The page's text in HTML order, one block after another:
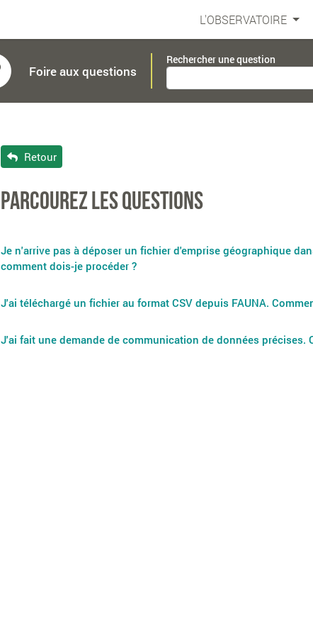
L'OBSERVATOIRE
Foire aux questions
Rechercher une question
Retour
Parcourez les questions
Je n'arrive pas à déposer un fichier d'emprise géographique
comment dois-je procéder ?
J'ai téléchargé un fichier au format CSV depuis FAUNA.
J'ai fait une demande de communication de données précises.